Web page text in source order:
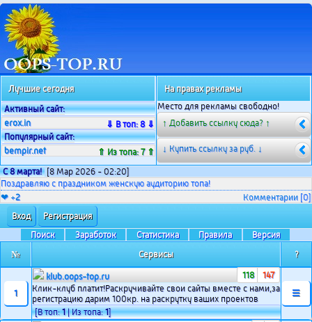
Лучшие сегодня
Активный сайт:
erox.in
⇓ В топ: 8 ⇓
Популярный сайт:
bempir.net
⇑ Из топа: 7 ⇑
На правах рекламы
Место для рекламы свободно!
↑ Добавить ссылку сюда? ↑
↓ Купить ссылку за руб. ↓
С 8 марта! [8 Мар 2026 - 02:20]
Поздравляю с праздником женскую аудиторию топа!
Комментарии [0]
❤ +2
Вход
Регистрация
Поиск
Заработок Статистика Правила
Версия
№
Сервисы ?
1
klub.oops-top.ru 118
147
Клик-клуб платит!Раскручивайте свои сайты вместе с нами,за
регистрацию дарим 100кр. на раскрутку ваших проектов
[В топ:1| Из топа:1]
☰